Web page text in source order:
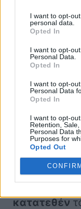
I want to opt-
personal data.
Opted In
I want to opt-
Personal Data.
Opted In
I want to opt-
Personal Data
Opted In
I want to opt-
Retention,
Personal Data
Purposes for
Opted Out
CONFIRM
Η σοφιστικέ,
εσωτερική
είναι
Mini. Το νέο
OLED, η
ταμπλόμε
επένδυση,
κατατεθέν